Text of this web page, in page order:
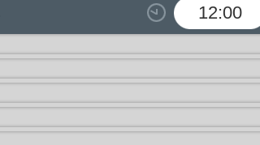
12:00